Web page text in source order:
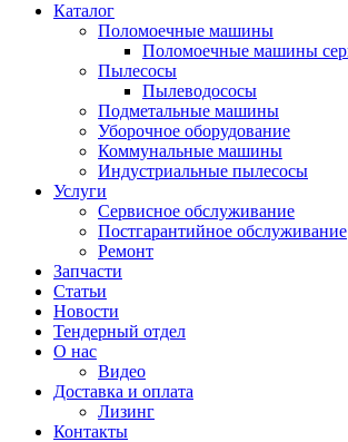
Каталог
Поломоечные машины
Поломоечные машины
Пылесосы
Пылеводососы
Подметальные машины
Уборочное оборудование
Коммунальные машины
Индустриальные пылесосы
Услуги
Сервисное обслуживание
Постгарантийное обслуживание
Ремонт
Запчасти
Статьи
Новости
Тендерный отдел
О нас
Видео
Доставка и оплата
Лизинг
Контакты